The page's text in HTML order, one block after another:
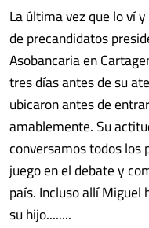
La última vez que lo ví
de precandidatos
Asobancaria en
tres días antes de su
ubicaron antes de
amablemente. Su
conversamos todos los
juego en el debate y
país. Incluso allí
su hijo........